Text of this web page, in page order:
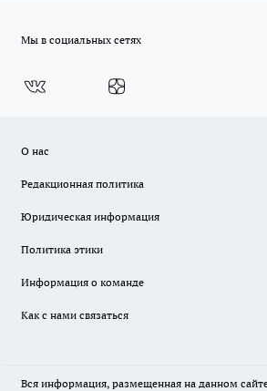
Мы в социальных сетях
О нас
Редакционная политика
Юридическая информация
Политика этики
Информация о команде
Как с нами связаться
Вся информация, размещенная на данном